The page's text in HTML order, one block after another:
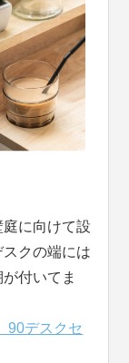
に向けて設
クの端には
付いてま
90デスクセ